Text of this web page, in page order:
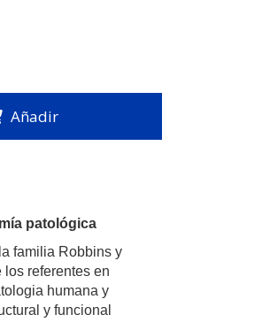
Añadir
patológica
familia Robbins y
referentes en
humana y
y funcional